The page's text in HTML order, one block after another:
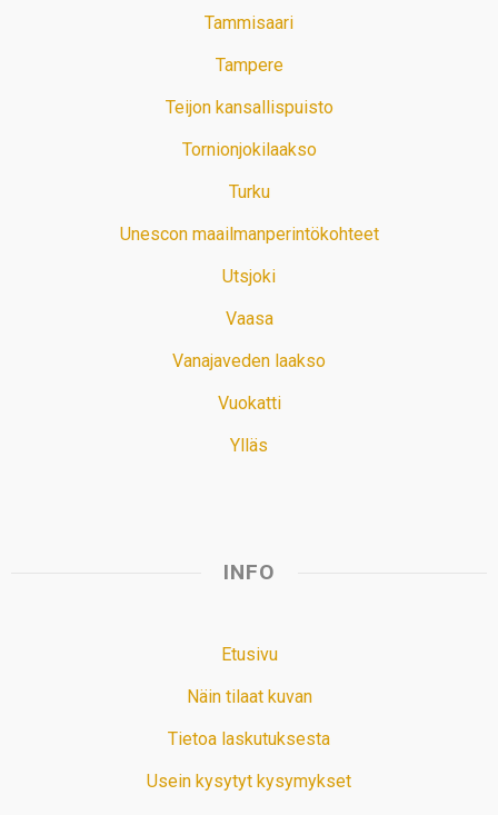
Tammisaari
Tampere
Teijon kansallispuisto
Tornionjokilaakso
Turku
Unescon maailmanperintökohteet
Utsjoki
Vaasa
Vanajaveden laakso
Vuokatti
Ylläs
INFO
Etusivu
Näin tilaat kuvan
Tietoa laskutuksesta
Usein kysytyt kysymykset